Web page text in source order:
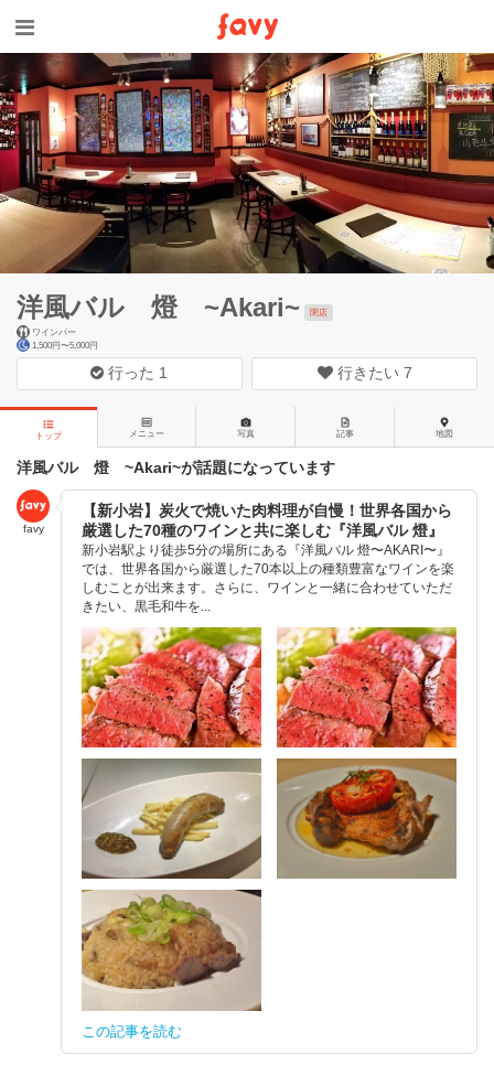
洋風バル 燈 ~Akari~
閉店
ワインバー
1,500円〜5,000円
行った 1 行きたい 7
トップ メニュー 写真 記事 地図
洋風バル 燈 ~Akari~が話題になっています
favy
【新小岩】炭火で焼いた肉料理が自慢！世界各国から
厳選した70種のワインと共に楽しむ『洋風バル 燈』
新小岩駅より徒歩5分の場所にある『洋風バル 燈〜AKARI〜』
では、世界各国から厳選した70本以上の種類豊富なワインを楽
しむことが出来ます。さらに、ワインと一緒に合わせていただ
きたい、黒毛和牛を...
この記事を読む